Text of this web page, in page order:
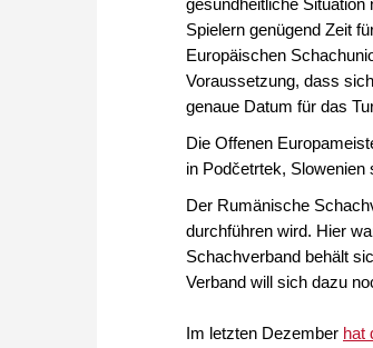
gesundheitliche
Spielern genügend Zeit
Europäischen
Voraussetzung, dass
genaue Datum für das
Die Offenen
in Podčetrtek, Slowenien
Der Rumänische
durchführen wird. Hier
Schachverband behält
Verband will sich dazu
Im letzten Dezember hat